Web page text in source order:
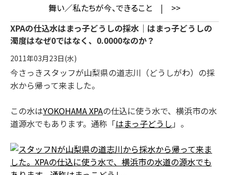
舞い／私たちが今、できること | >>
XPAの仕込水はまっ子どうしの採水｜はまっ子どうしの
濁度はなぜ0ではなく、0.0000なのか？
2011年03月23日(水)
今さっきスタッフが山梨県の道志川（どうしがわ）の採
水から帰って来ました。
この水はYOKOHAMA XPAの仕込に使う水で、横浜市の水
道源水でもあります。通称「はまっ子どうし 」。